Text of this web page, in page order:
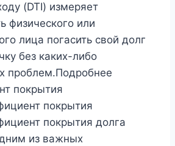
(DTI) измеряет
физического или
лица погасить свой долг
без каких-либо
проблем.Подробнее
покрытия
покрытия
покрытия долга
из важных